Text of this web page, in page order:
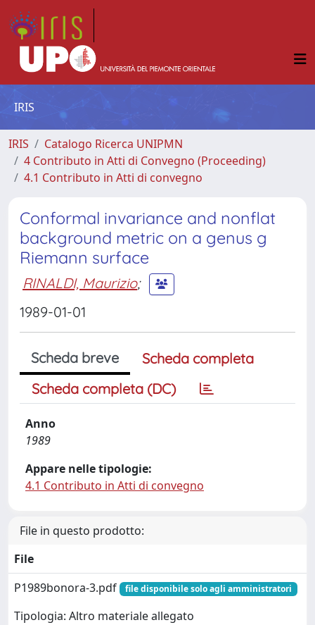
IRIS
IRIS
Catalogo Ricerca UNIPMN
4 Contributo in Atti di Convegno (Proceeding)
4.1 Contributo in Atti di convegno
Conformal invariance and nonflat
background metric on a genus g
Riemann surface
RINALDI, Maurizio;
1989-01-01
Scheda breve
Scheda completa
Scheda completa (DC)
Anno
1989
Appare nelle tipologie:
4.1 Contributo in Atti di convegno
File in questo prodotto:
File
P1989bonora-3.pdf
file disponibile solo agli amministratori
Tipologia: Altro materiale allegato